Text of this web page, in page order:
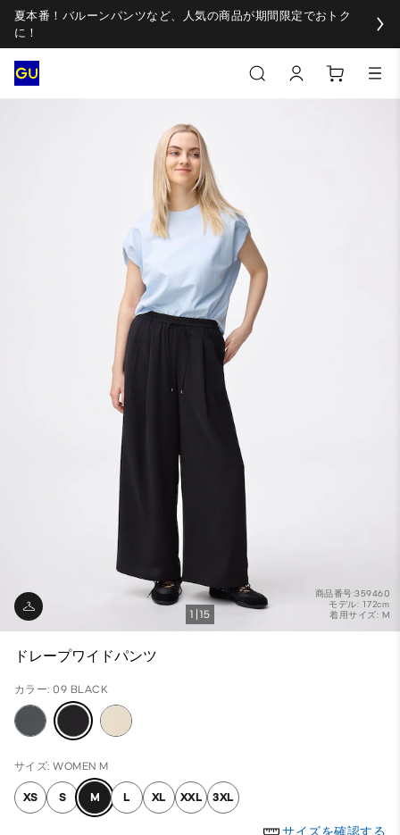
夏本番！バルーンパンツなど、人気の商品が期間限定でおトク
に！
商品番号:359460
モデル: 172cm
着用サイズ: M
1 15
ドレープワイドパンツ
カラー: 09 BLACK
サイズ: WOMEN M
XS S M L XL XXL 3XL
サイズを確認する